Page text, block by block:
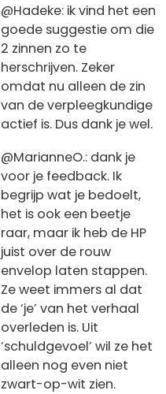
@Hadeke: ik vind het een
goede suggestie om die
2 zinnen zo te
herschrijven. Zeker
omdat nu alleen de zin
van de verpleegkundige
actief is. Dus dank je wel.
@MarianneO.: dank je
voor je feedback. Ik
begrijp wat je bedoelt,
het is ook een beetje
raar, maar ik heb de HP
juist over de rouw
envelop laten stappen.
Ze weet immers al dat
de ‘je’ van het verhaal
overleden is. Uit
‘schuldgevoel’ wil ze het
alleen nog even niet
zwart-op-wit zien.